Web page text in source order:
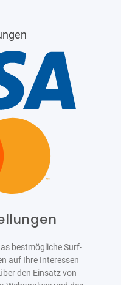
bestmögliche Surf-
auf Ihre Interessen
den Einsatz von